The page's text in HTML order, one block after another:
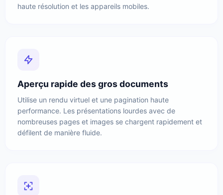
haute résolution et les appareils mobiles.
Aperçu rapide des gros documents
Utilise un rendu virtuel et une pagination haute
performance. Les présentations lourdes avec de
nombreuses pages et images se chargent rapidement et
défilent de manière fluide.